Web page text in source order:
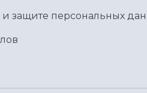
защите персональных